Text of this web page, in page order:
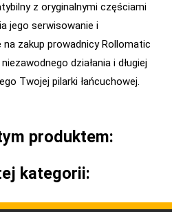
z oryginalnymi częściami
jego serwisowanie i
na zakup prowadnicy Rollomatic
działania i długiej
Twojej pilarki łańcuchowej.
produktem:
kategorii: